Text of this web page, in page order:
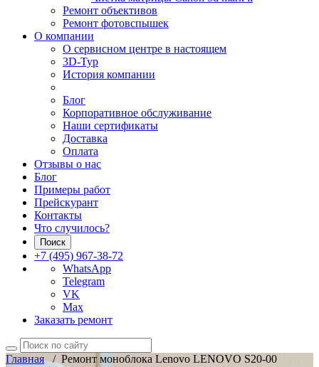
Ремонт объективов
Ремонт фотовспышек
О компании
О сервисном центре в настоящем
3D-Тур
История компании
Блог
Корпоративное обслуживание
Наши сертификаты
Доставка
Оплата
Отзывы о нас
Блог
Примеры работ
Прейскурант
Контакты
Что случилось?
Поиск
+7 (495) 967-38-72
WhatsApp
Telegram
VK
Max
Заказать ремонт
Главная/ Ремонт моноблока Lenovo LENOVO S20-00